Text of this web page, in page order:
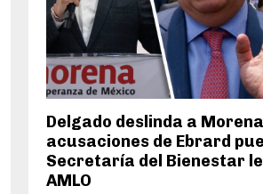
Delgado deslinda a
acusaciones de Ebrard
Secretaría del Bienestar
AMLO